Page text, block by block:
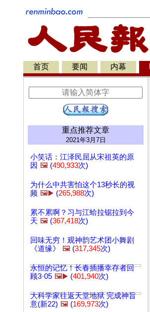
首页 要闻 内幕
重点推荐文章
2021年3月7日
小笑话：江泽民屈从宋祖英的原
因 🖼️ (490,933次)
为什么中共害怕这个13秒长的视
频 🖼️▶️ (265,988次)
累不累啊？习与江蛤拉锯拉到今
天 🖼️ (367,418次)
回味无穷！观神韵艺术团小舞剧
《道缘》
🖼️ (317,345次)
永恒的记忆！长春插播幸存者回
顾3·05 🖼️▶️ (401,940次)
大科学家往返天堂地狱 完成神旨
意(新22) 🖼️ (169,973次)